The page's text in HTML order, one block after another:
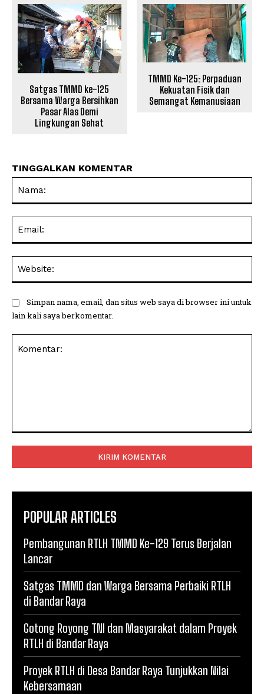
Satgas TMMD ke-125
Bersama Warga Bersihkan
Pasar Alas Demi
Lingkungan Sehat
TMMD Ke-125: Perpaduan
Kekuatan Fisik dan
Semangat Kemanusiaan
TINGGALKAN KOMENTAR
Simpan nama, email, dan situs web saya di browser ini untuk
lain kali saya berkomentar.
POPULAR ARTICLES
Pembangunan RTLH TMMD Ke-129 Terus Berjalan
Lancar
Satgas TMMD dan Warga Bersama Perbaiki RTLH
di Bandar Raya
Gotong Royong TNI dan Masyarakat dalam Proyek
RTLH di Bandar Raya
Proyek RTLH di Desa Bandar Raya Tunjukkan Nilai
Kebersamaan